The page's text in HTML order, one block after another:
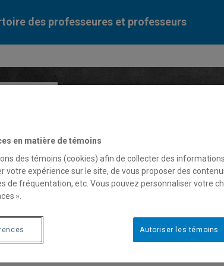
des professeures et professeurs
Liste des professeures et
Maude Poirier
en matière de témoins
des témoins (cookies) afin de collecter des
votre expérience sur le site, de vous proposer des
de fréquentation, etc. Vous pouvez personnaliser votre
».
Autoriser les témoins